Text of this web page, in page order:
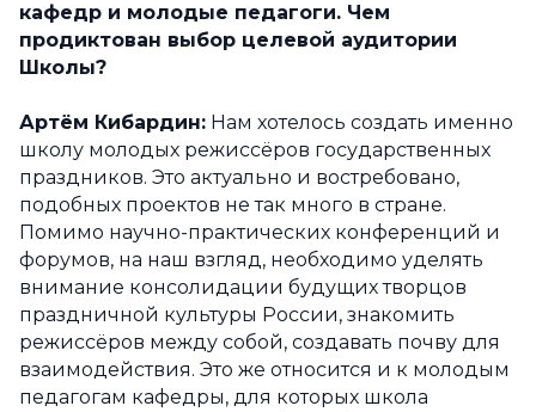
кафедр и молодые педагоги. Чем
продиктован выбор целевой аудитории
Школы?
Артём Кибардин: Нам хотелось создать именно
школу молодых режиссёров государственных
праздников. Это актуально и востребовано,
подобных проектов не так много в стране.
Помимо научно-практических конференций и
форумов, на наш взгляд, необходимо уделять
внимание консолидации будущих творцов
праздничной культуры России, знакомить
режиссёров между собой, создавать почву для
взаимодействия. Это же относится и к молодым
педагогам кафедры, для которых школа